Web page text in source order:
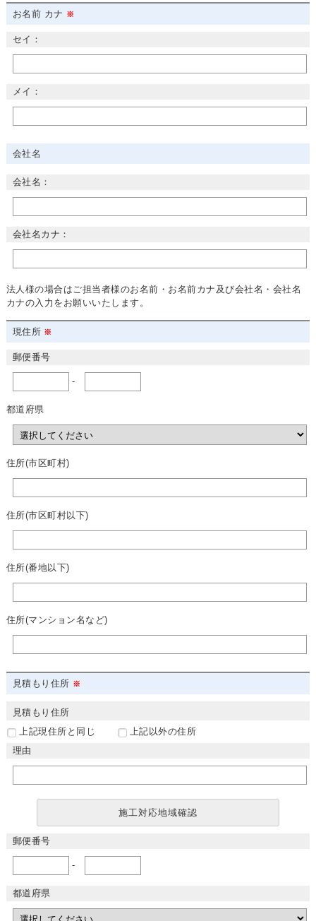
お名前 カナ
セイ：
メイ：
会社名
会社名：
会社名カナ：
法人様の場合はご担当者様のお名前・お名前カナ及び会社名・会社名
カナの入力をお願いいたします。
現住所
郵便番号
-
都道府県
住所(市区町村)
住所(市区町村以下)
住所(番地以下)
住所(マンション名など)
見積もり住所
見積もり住所
上記現住所と同じ
上記以外の住所
理由
施工対応地域確認
郵便番号
-
都道府県